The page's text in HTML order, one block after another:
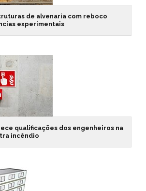
de alvenaria com reboco
experimentais
qualificações dos engenheiros na
incêndio